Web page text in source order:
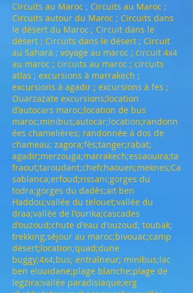
Circuits au Maroc ; Circuits au Maroc ;
Circuits autour du Maroc ; Circuits dans
le désert du Maroc ; Circuit dans le
désert ; Circuits dans le désert ; Circuit
au Sahara ; voyage au maroc ; circuit 4x4
au maroc ; circuits au maroc ; circuits
atlas ; excursions à marrakech ;
excursions à agadir ; excursions à fes ;
Ouarzazate excursions;location
d'autocars maroc;location de bus
maroc;minibus;autocar;location;randonn
ées chamelières; randonnée à dos de
chameau; zagora;fès;tanger;rabat;
agadir;merzouga;marrakech;essaouira;ta
fraout;taroudant;chefchaouen;meknes;Ca
sablanca;erfoud;rissani;gorges du
todra;gorges du dadès;ait ben
Haddou;vallée du telouet;vallée du
draa;vallée de l'ourika;cascades
d'ouzoud;chute d'eau d'ouzoud; toubak;
trekking;séjour au maroc;bivouac;camp
désert;location;quad;dune
buggy;4x4;bus; entraîneur; minibus;lac
ben elouidane;plage blanche;plage de
legzira;vallée paradisiaque;erg